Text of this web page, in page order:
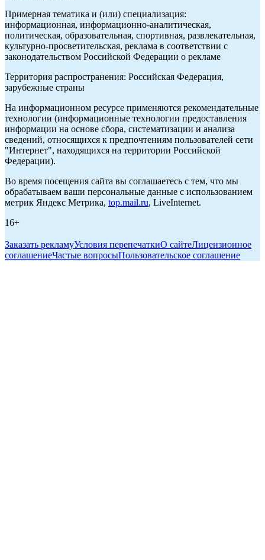
Примерная тематика и (или) специализация:
информационная, информационно-аналитическая,
политическая, образовательная, спортивная, развлекательная,
культурно-просветительская, реклама в соответствии с
законодательством Российской Федерации о рекламе
Территория распространения: Российская Федерация,
зарубежные страны
На информационном ресурсе применяются рекомендательные
технологии (информационные технологии предоставления
информации на основе сбора, систематизации и анализа
сведений, относящихся к предпочтениям пользователей сети
"Интернет", находящихся на территории Российской
Федерации).
Во время посещения сайта вы соглашаетесь с тем, что мы
обрабатываем ваши персональные данные с использованием
метрик Яндекс Метрика, top.mail.ru, LiveInternet.
16+
Заказать рекламуУсловия перепечаткиО сайтеЛицензионное
соглашениеЧастые вопросыПользовательское соглашение